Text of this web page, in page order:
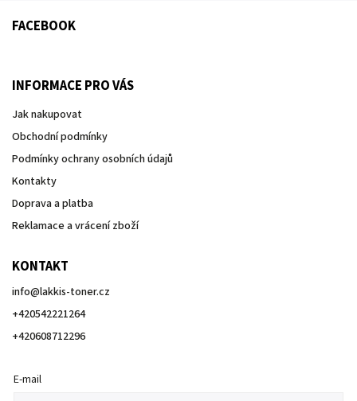
FACEBOOK
INFORMACE PRO VÁS
Jak nakupovat
Obchodní podmínky
Podmínky ochrany osobních údajů
Kontakty
Doprava a platba
Reklamace a vrácení zboží
KONTAKT
info@lakkis-toner.cz
+420542221264
+420608712296
E-mail